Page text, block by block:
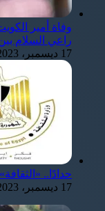
وفاة أمير
راعي السلام
17 ديسمبر، 2023
حدادًا.. «الثقافة»
17 ديسمبر، 2023